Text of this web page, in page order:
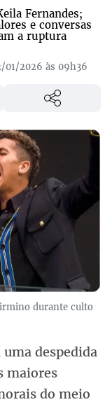
Fernandes;
e conversas
a ruptura
01/2026 às 09h36
durante culto
uma despedida
maiores
do meio